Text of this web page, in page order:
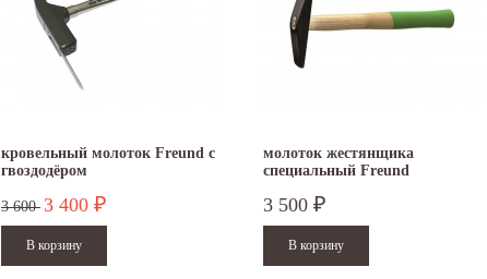
кровельный молоток Freund с
гвоздодёром
3 600 3 400 ₽
молоток жестянщика
специальный Freund
3 500 ₽